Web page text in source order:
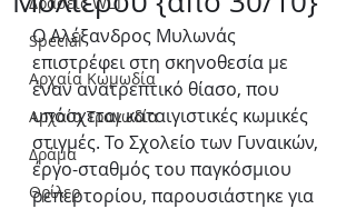
Special
Αρχαία Κωμωδία
Αρχαία Τραγωδία
Δράμα
Θρίλερ
Ο Αλέξανδρος Μυλωνάς
επιστρέφει στη σκηνοθεσία με
έναν ανατρεπτικό θίασο, που
υπόσχεται καταιγιστικές κωμικές
στιγμές. Το Σχολείο των Γυναικών,
έργο-σταθμός του παγκόσμιου
ρεπερτορίου, παρουσιάστηκε για